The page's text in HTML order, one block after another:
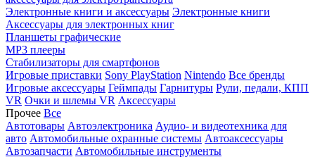
Электронные книги и аксессуары Электронные книги
Аксессуары для электронных книг
Планшеты графические
MP3 плееры
Стабилизаторы для смартфонов
Игровые приставки Sony PlayStation Nintendo Все бренды
Игровые аксессуары Геймпады Гарнитуры Рули, педали, КПП
VR Очки и шлемы VR Аксессуары
Прочее Все
Автотовары Автоэлектроника Аудио- и видеотехника для
авто Автомобильные охранные системы Автоаксессуары
Автозапчасти Автомобильные инструменты